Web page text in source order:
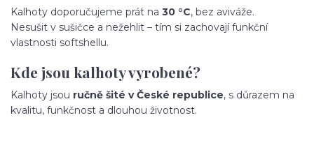
Kalhoty doporučujeme prát na 30 °C, bez aviváže.
Nesušit v sušičce a nežehlit – tím si zachovají funkční
vlastnosti softshellu.
Kde jsou kalhoty vyrobené?
Kalhoty jsou ručně šité v České republice, s důrazem na
kvalitu, funkčnost a dlouhou životnost.